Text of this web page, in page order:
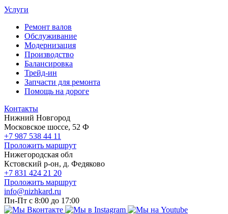
Услуги
Ремонт валов
Обслуживание
Модернизация
Производство
Балансировка
Трейд-ин
Запчасти для ремонта
Помощь на дороге
Контакты
Нижний Новгород
Московское шоссе, 52 Ф
+7 987 538 44 11
Проложить маршрут
Нижегородская обл
Кстовский р-он, д. Федяково
+7 831 424 21 20
Проложить маршрут
info@nizhkard.ru
Пн-Пт с 8:00 до 17:00